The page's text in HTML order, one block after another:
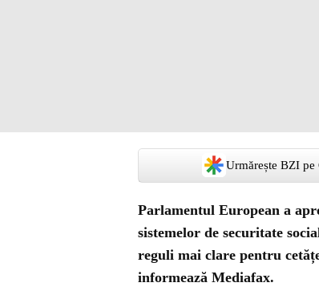
Urmărește BZI pe
Parlamentul European a
sistemelor de securitate
reguli mai clare pentru
informează Mediafax.